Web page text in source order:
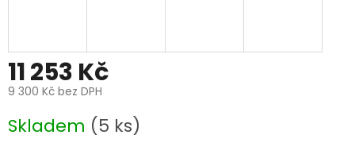
11 253 Kč
9 300 Kč bez DPH
cena:
Skladem (5 ks)